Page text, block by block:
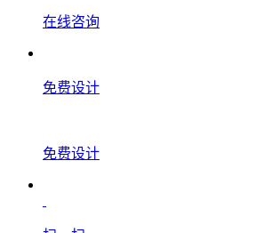
在线咨询
免费设计
免费设计